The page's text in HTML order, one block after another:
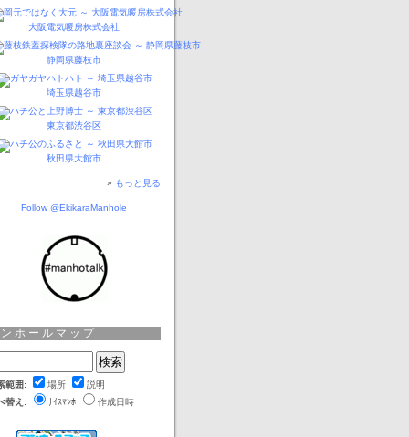
大阪電気暖房株式会社
静岡県藤枝市
埼玉県越谷市
東京都渋谷区
秋田県大館市
» もっと見る
Follow @EkikaraManhole
ホールマップ
範囲: 場所
説明
替え:
ﾅｲｽﾏﾝﾎ 作成日時